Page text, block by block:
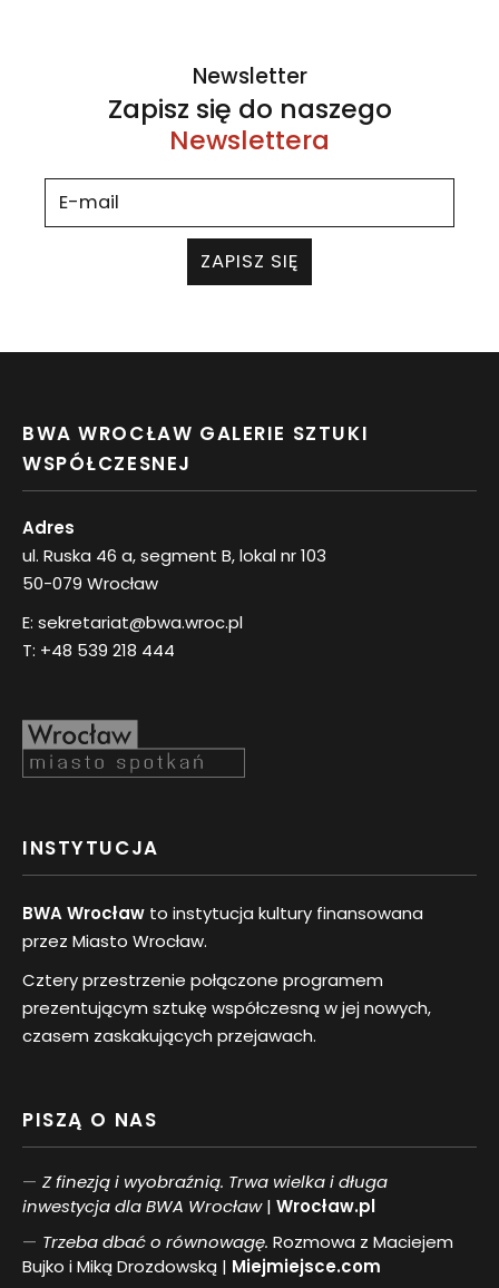
Newsletter
Zapisz się do naszego
Newslettera
ZAPISZ SIĘ
BWA WROCŁAW GALERIE SZTUKI
WSPÓŁCZESNEJ
Adres
ul. Ruska 46 a, segment B, lokal nr 103
50-079 Wrocław
E: sekretariat@bwa.wroc.pl
T: +48 539 218 444
INSTYTUCJA
BWA Wrocław to instytucja kultury finansowana
przez Miasto Wrocław.
Cztery przestrzenie połączone programem
prezentującym sztukę współczesną w jej nowych,
czasem zaskakujących przejawach.
PISZĄ O NAS
Z finezją i wyobraźnią. Trwa wielka i długa
inwestycja dla BWA Wrocław| Wrocław.pl
Trzeba dbać o równowagę. Rozmowa z Maciejem
Bujko i Miką Drozdowską | Miejmiejsce.com